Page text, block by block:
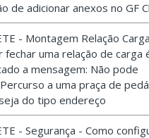
de adicionar anexos no GF
- Montagem Relação
fechar uma relação de carga
a mensagem: Não pode
a uma praça de
do tipo endereço
- Segurança - Como